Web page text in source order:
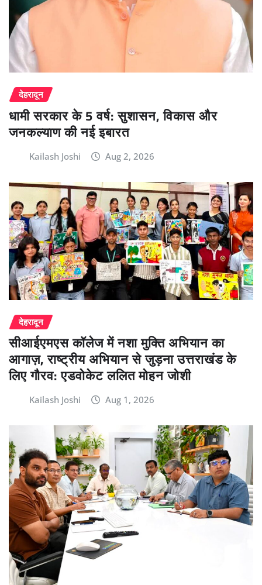
देहरादून
धामी सरकार के 5 वर्ष: सुशासन, विकास और
जनकल्याण की नई इबारत
Kailash Joshi Aug 2, 2026
देहरादून
सीआईएमएस कॉलेज में नशा मुक्ति अभियान का
आगाज़, राष्ट्रीय अभियान से जुड़ना उत्तराखंड के
लिए गौरव: एडवोकेट ललित मोहन जोशी
Kailash Joshi Aug 1, 2026